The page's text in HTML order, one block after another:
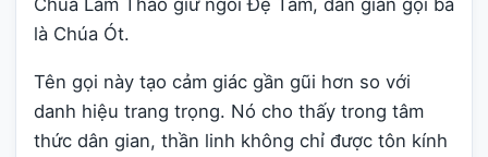
Chúa Lâm Thao giữ ngôi Đệ Tam, dân gian gọi bà
là Chúa Ót.
Tên gọi này tạo cảm giác gần gũi hơn so với
danh hiệu trang trọng. Nó cho thấy trong tâm
thức dân gian, thần linh không chỉ được tôn kính